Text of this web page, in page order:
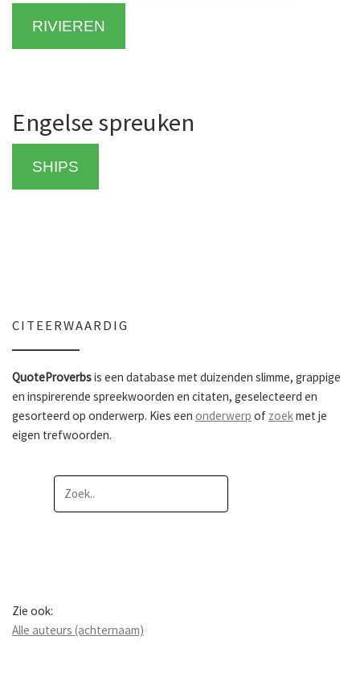
RIVIEREN
Engelse spreuken
SHIPS
CITEERWAARDIG
QuoteProverbsis een database met duizenden slimme, grappige
en inspirerende spreekwoorden en citaten, geselecteerd en
gesorteerd op onderwerp. Kies een onderwerp of zoekmet je
eigen trefwoorden.
Zie ook:
Alle auteurs (achternaam)